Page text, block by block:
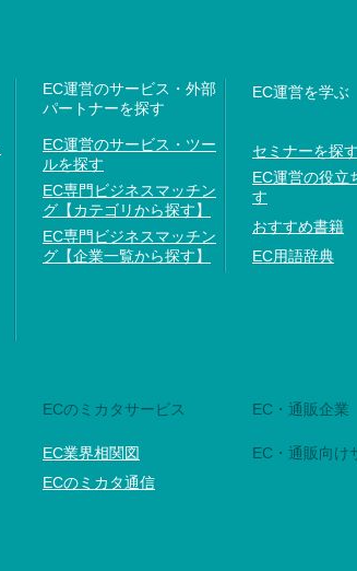
EC運営のサービス・外部
パートナーを探す
EC運営のサービス・ツー
ルを探す
EC専門ビジネスマッチン
グ【カテゴリから探す】
EC専門ビジネスマッチン
グ【企業一覧から探す】
EC運営を学ぶ
セミナーを探す
EC運営の役立
す
おすすめ書籍
EC用語辞典
ECのミカタサービス
EC業界相関図
ECのミカタ通信
EC・通販企業
EC・通販向け